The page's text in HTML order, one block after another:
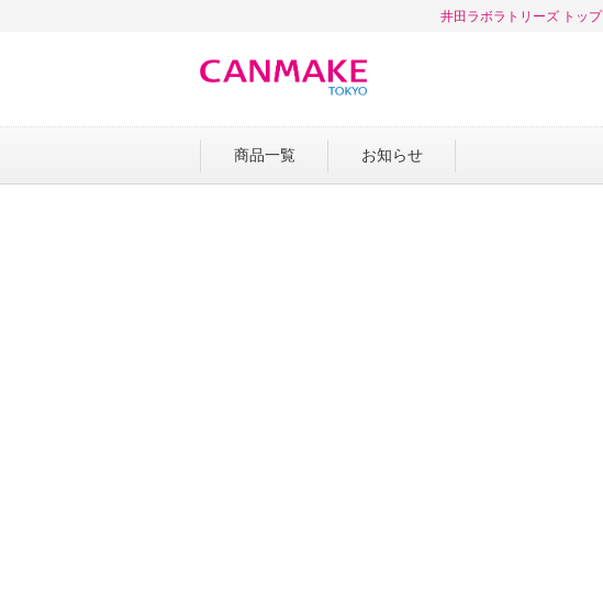
井田ラボラトリーズ トップ
商品一覧 お知らせ